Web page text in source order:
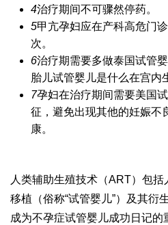
4治疗期间不可骤然停药。
5甲亢孕妇应在产科高危门
次。
6治疗期需要多做泰国试管
胎儿试管婴儿是什么在宫内
7孕妇在治疗期间需要美国
征，避免出现其他的妊娠不
康。
人类辅助生殖技术（ART）包
移植（俗称“试管婴儿”）及其衍
成为不孕症试管婴儿成功日记的